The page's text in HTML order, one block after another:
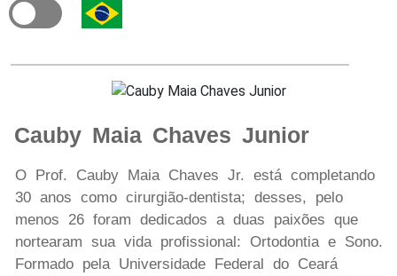
Cauby Maia Chaves Junior
O Prof. Cauby Maia Chaves Jr. está completando
30 anos como cirurgião-dentista; desses, pelo
menos 26 foram dedicados a duas paixões que
nortearam sua vida profissional: Ortodontia e Sono.
Formado pela Universidade Federal do Ceará